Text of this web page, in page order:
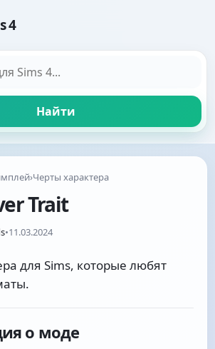
4
Найти
›Черты характера
Trait
•11.03.2024
для Sims, которые любят
о моде